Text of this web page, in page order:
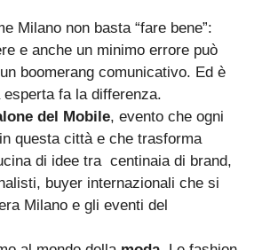
Milano non basta “fare bene”:
e anche un minimo errore può
boomerang comunicativo. Ed è
fa la differenza.
del Mobile, evento che ogni
questa città e che trasforma
di idee tra centinaia di brand,
buyer internazionali che si
Milano e gli eventi del